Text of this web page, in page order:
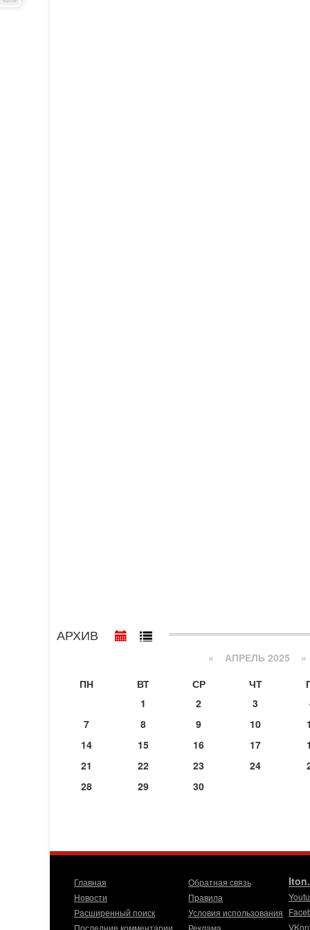
АРХИВ
« АПРЕЛЬ 2025 »
ПН
ВТ СР ЧТ
1
2 3
7
8 9 10
14
15 16 17
21
22 23 24
28
29 30
Главная
Новости
Расширенный поиск
Последние комментарии
Обратная связь
Правила
Условия использования
Реклама